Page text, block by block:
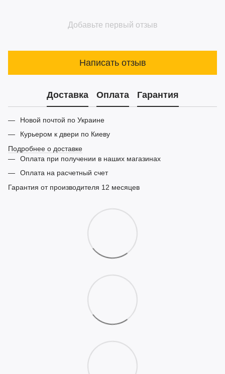
Добавьте первый отзыв
Написать отзыв
Доставка Оплата Гарантия
Новой почтой по Украине
Курьером к двери по Киеву
Подробнее о доставке
Оплата при получении в наших магазинах
Оплата на расчетный счет
Гарантия от производителя 12 месяцев